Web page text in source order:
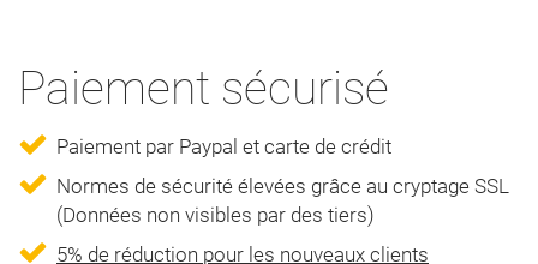
Paiement sécurisé
Paiement par Paypal et carte de crédit
Normes de sécurité élevées grâce au cryptage SSL
(Données non visibles par des tiers)
5% de réduction pour les nouveaux clients